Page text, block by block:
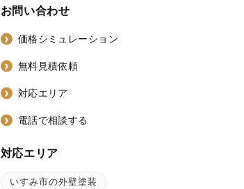
お問い合わせ
価格シミュレーション
無料見積依頼
対応エリア
電話で相談する
対応エリア
いすみ市の外壁塗装